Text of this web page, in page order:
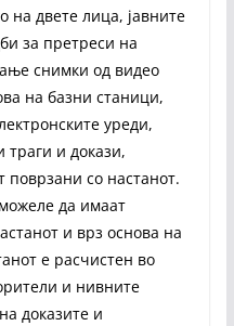
на двете лица, јавните
за претреси на
снимки од видео
на базни станици,
уреди,
и докази,
поврзани со настанот.
да имаат
и врз основа на
е расчистен во
и нивните
доказите и